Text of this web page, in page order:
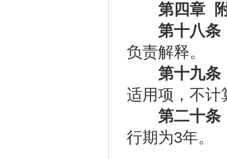
第四章
第十八条
负责解释。
第十九条
适用项，不计
第二十条
行期为3年。